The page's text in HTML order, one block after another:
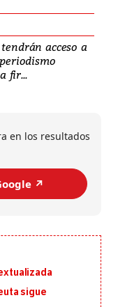
acceso a
fir...
en los resultados
↗️
sigue